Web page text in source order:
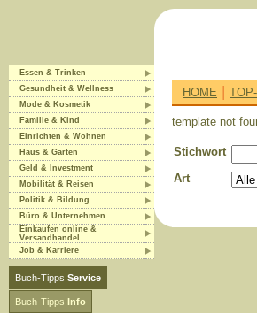
Essen & Trinken
Gesundheit & Wellness
Mode & Kosmetik
Familie & Kind
Einrichten & Wohnen
Haus & Garten
Geld & Investment
Mobilität & Reisen
Politik & Bildung
Büro & Unternehmen
Einkaufen online &
Versandhandel
Job & Karriere
Buch-Tipps Service
Buch-Tipps Info
HOME |
template not
Stichwort
Art